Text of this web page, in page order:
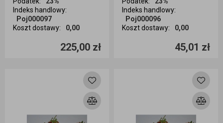
Indeks handlowy:
Poj000097
Koszt dostawy: 0,00
225,00 zł
Ilość sztuk
Indeks handlowy:
Poj000096
Koszt dostawy: 0,00
45,01 zł
Ilość sztuk